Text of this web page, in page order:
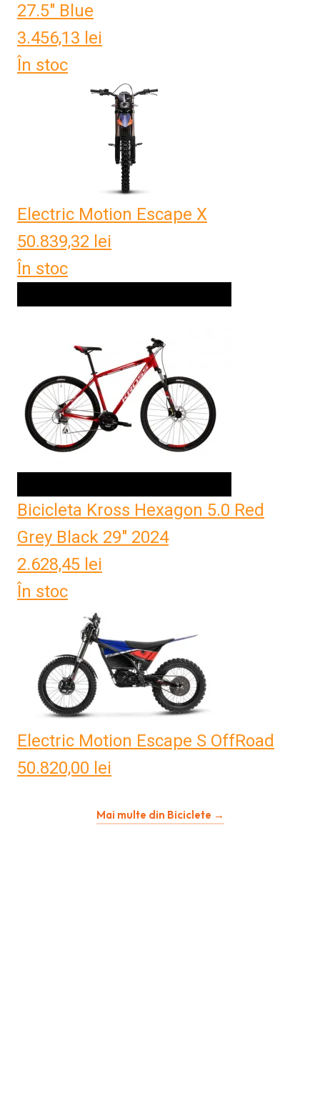
27.5" Blue
3.456,13 lei
În stoc
Electric Motion Escape X
50.839,32 lei
În stoc
Bicicleta Kross Hexagon 5.0 Red
Grey Black 29" 2024
2.628,45 lei
În stoc
Electric Motion Escape S OffRoad
50.820,00 lei
Mai multe din Biciclete →